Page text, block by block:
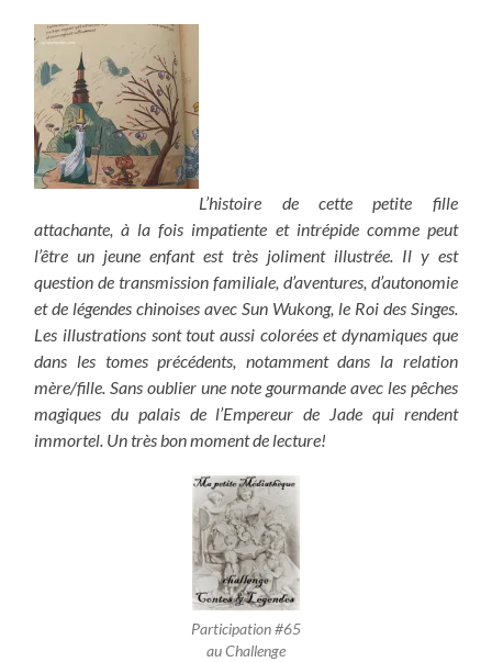
L’histoire de cette petite fille
attachante, à la fois impatiente et intrépide comme peut
l’être un jeune enfant est très joliment illustrée. Il y est
question de transmission familiale, d’aventures, d’autonomie
et de légendes chinoises avec Sun Wukong, le Roi des Singes.
Les illustrations sont tout aussi colorées et dynamiques que
dans les tomes précédents, notamment dans la relation
mère/fille. Sans oublier une note gourmande avec les pêches
magiques du palais de l’Empereur de Jade qui rendent
immortel. Un très bon moment de lecture!
Participation #65
au Challenge